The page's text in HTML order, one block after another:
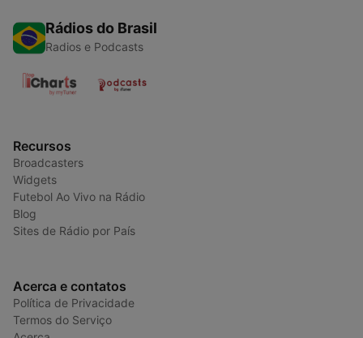
Rádios do Brasil
Radios e Podcasts
Recursos
Broadcasters
Widgets
Futebol Ao Vivo na Rádio
Blog
Sites de Rádio por País
Acerca e contatos
Política de Privacidade
Termos do Serviço